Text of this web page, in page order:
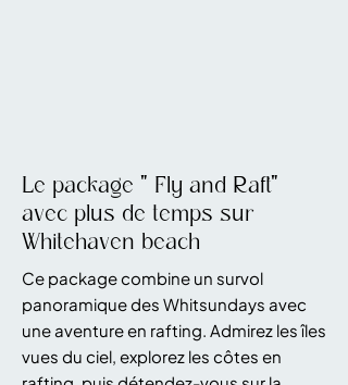
Le package " Fly and Raft"
avec plus de temps sur
Whitehaven beach
Ce package combine un survol
panoramique des Whitsundays avec
une aventure en rafting. Admirez les îles
vues du ciel, explorez les côtes en